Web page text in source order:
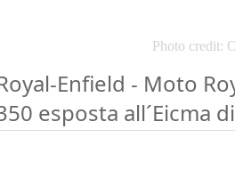
Photo credit:
Enfield - Moto
esposta all´Eicma